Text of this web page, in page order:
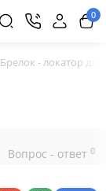
0
Брелок - локатор для
Вопрос - ответ 0